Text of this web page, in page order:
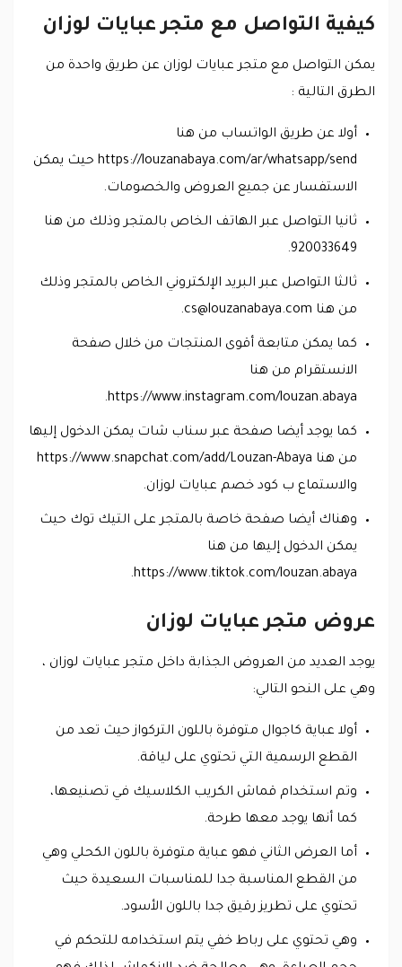
كيفية التواصل مع متجر عبايات لوزان
يمكن التواصل مع متجر عبايات لوزان عن طريق واحدة من
الطرق التالية :
أولا عن طريق الواتساب من هنا
https://louzanabaya.com/ar/whatsapp/send حيث يمكن
الاستفسار عن جميع العروض والخصومات.
ثانيا التواصل عبر الهاتف الخاص بالمتجر وذلك من هنا
920033649.
ثالثا التواصل عبر البريد الإلكتروني الخاص بالمتجر وذلك
من هنا cs@louzanabaya.com
.
كما يمكن متابعة أقوى المنتجات من خلال صفحة
الانستقرام من هنا
https://www.instagram.com/louzan.abaya.
كما يوجد أيضا صفحة عبر سناب شات يمكن الدخول إليها
من هنا https://www.snapchat.com/add/Louzan-Abaya
والاستماع ب كود خصم عبايات لوزان.
وهناك أيضا صفحة خاصة بالمتجر على التيك توك حيث
يمكن الدخول إليها من هنا
https://www.tiktok.com/louzan.abaya.
عروض متجر عبايات لوزان
يوجد العديد من العروض الجذابة داخل متجر عبايات لوزان ،
وهي على النحو التالي:
أولا عباية كاجوال متوفرة باللون التركواز حيث تعد من
القطع الرسمية التي تحتوي على لياقة.
وتم استخدام قماش الكريب الكلاسيك في تصنيعها،
كما أنها يوجد معها طرحة.
أما العرض الثاني فهو عباية متوفرة باللون الكحلي وهي
من القطع المناسبة جدا للمناسبات السعيدة حيث
تحتوي على تطريز رقيق جدا باللون الأسود.
وهي تحتوي على رباط خفي يتم استخدامه للتحكم في